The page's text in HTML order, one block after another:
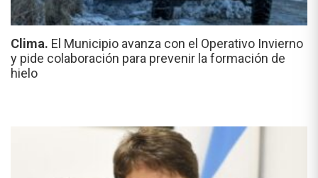
Clima. El Municipio avanza con el Operativo Invierno
y pide colaboración para prevenir la formación de
hielo